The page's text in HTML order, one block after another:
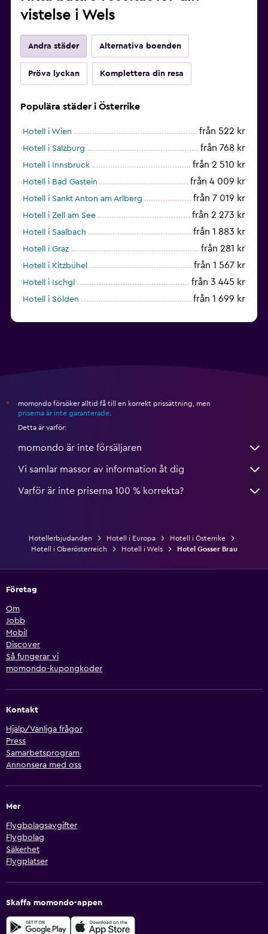
vistelse i Wels
Andra städer Alternativa boenden
Pröva lyckan Komplettera din resa
Populära städer i Österrike
Hotell i Wien från 522 kr
Hotell i Salzburg från 768 kr
Hotell i Innsbruck från 2 510 kr
Hotell i Bad Gastein från 4 009 kr
Hotell i Sankt Anton am Arlberg från 7 019 kr
Hotell i Zell am See från 2 273 kr
Hotell i Saalbach från 1 883 kr
Hotell i Graz från 281 kr
Hotell i Kitzbühel från 1 567 kr
Hotell i Ischgl från 3 445 kr
Hotell i Sölden från 1 699 kr
*
momondo försöker alltid få till en korrekt prissättning, men
priserna är inte garanterade
Detta är varför:
momondo är inte försäljaren
Vi samlar massor av information åt dig
Varför är inte priserna 100 % korrekta?
Hotellerbjudanden Hotell i Europa
Hotell i Österrike
Hotell i Oberösterreich
Hotell i Wels Hotel Gosser Brau
Företag
Om
Jobb
Mobil
Discover
Så fungerar vi
momondo-kupongkoder
Kontakt
Hjälp/Vanliga frågor
Press
Samarbetsprogram
Annonsera med oss
Mer
Flygbolagsavgifter
Flygbolag
Säkerhet
Flygplatser
Skaffa momondo-appen